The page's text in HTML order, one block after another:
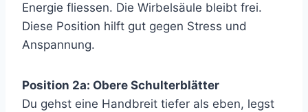
Energie fliessen. Die Wirbelsäule bleibt frei.
Diese Position hilft gut gegen Stress und
Anspannung.
Position 2a: Obere Schulterblätter
Du gehst eine Handbreit tiefer als eben, legst